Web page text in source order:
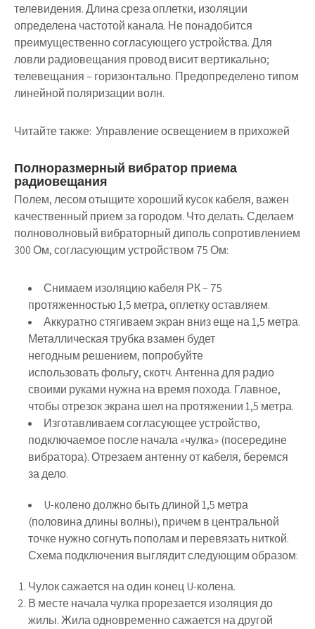
телевидения. Длина среза оплетки, изоляции
определена частотой канала. Не понадобится
преимущественно согласующего устройства. Для
ловли радиовещания провод висит вертикально;
телевещания – горизонтально. Предопределено типом
линейной поляризации волн.
Читайте также: Управление освещением в прихожей
Полноразмерный вибратор приема
радиовещания
Полем, лесом отыщите хороший кусок кабеля, важен
качественный прием за городом. Что делать. Сделаем
полноволновый вибраторный диполь сопротивлением
300 Ом, согласующим устройством 75 Ом:
Снимаем изоляцию кабеля РК – 75
протяженностью 1,5 метра, оплетку оставляем.
Аккуратно стягиваем экран вниз еще на 1,5 метра.
Металлическая трубка взамен будет
негодным решением, попробуйте
использовать фольгу, скотч. Антенна для радио
своими руками нужна на время похода. Главное,
чтобы отрезок экрана шел на протяжении 1,5 метра.
Изготавливаем согласующее устройство,
подключаемое после начала «чулка» (посередине
вибратора). Отрезаем антенну от кабеля, беремся
за дело.
U-колено должно быть длиной 1,5 метра
(половина длины волны), причем в центральной
точке нужно согнуть пополам и перевязать ниткой.
Схема подключения выглядит следующим образом:
Чулок сажается на один конец U-колена.
В месте начала чулка прорезается изоляция до
жилы. Жила одновременно сажается на другой